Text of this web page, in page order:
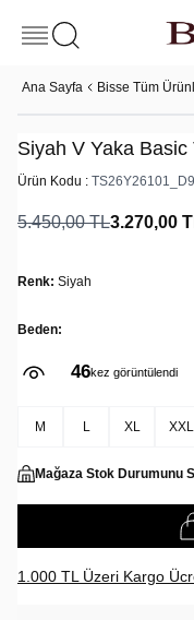
Ana Sayfa Bisse Tüm
Siyah V Yaka Basic
Ürün Kodu :
5.450,00TL3.270,00
Renk: Siyah
Beden:
46kez görüntülendi
6kez sepete eklendi
M L XL XXL
Mağaza Stok Durumunu
1.000 TL Üzeri Kargo